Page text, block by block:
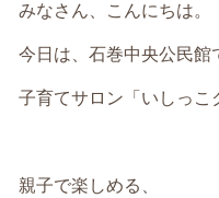
みなさん、こんにちは。
今日は、石巻中央公民館
子育てサロン「いしっこ
親子で楽しめる、